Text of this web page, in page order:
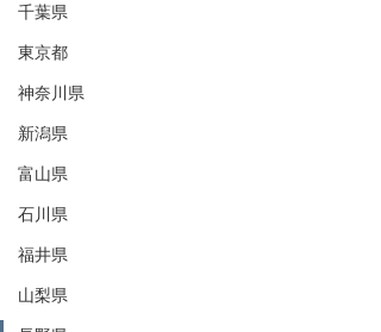
千葉県
東京都
神奈川県
新潟県
富山県
石川県
福井県
山梨県